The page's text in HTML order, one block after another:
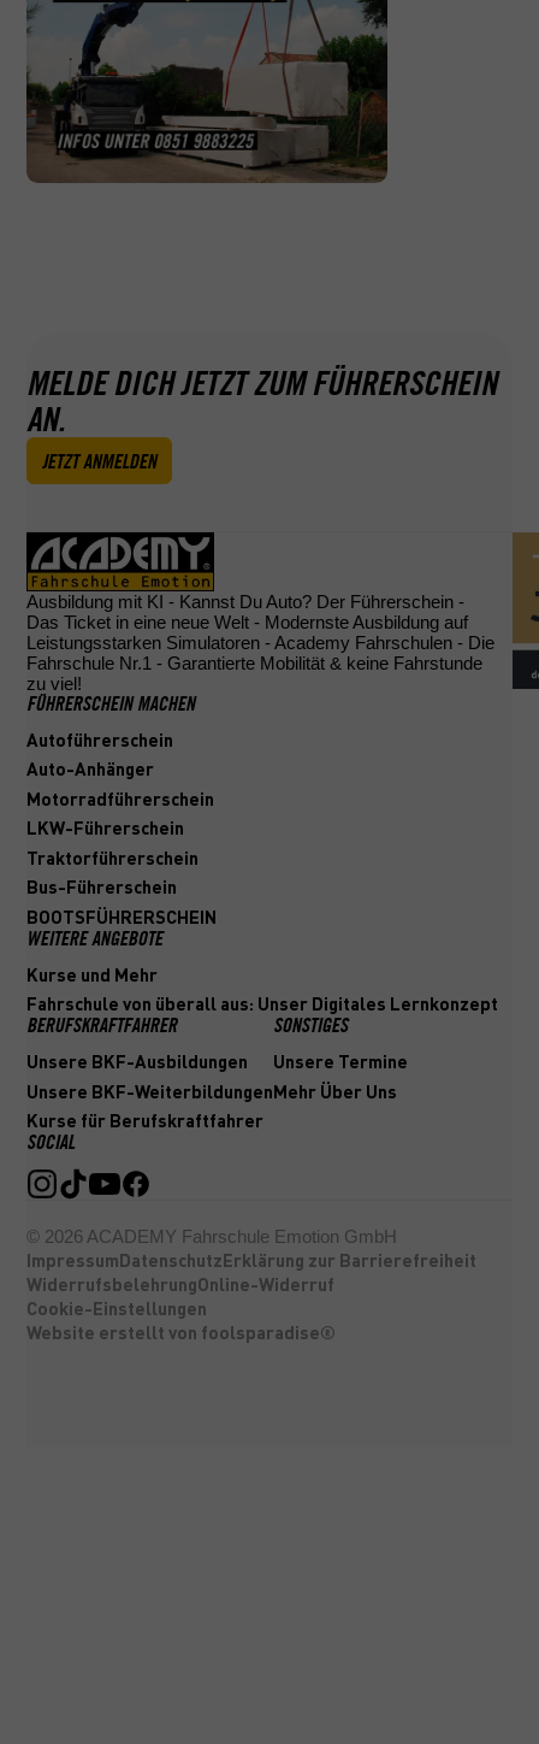
MELDE DICH JETZT ZUM FÜHRERSCHEIN
AN.
JETZT ANMELDEN
Ausbildung mit KI - Kannst Du Auto? Der Führerschein -
Das Ticket in eine neue Welt - Modernste Ausbildung auf
Leistungsstarken Simulatoren - Academy Fahrschulen - Die
Fahrschule Nr.1 - Garantierte Mobilität & keine Fahrstunde
zu viel!
FÜHRERSCHEIN MACHEN
Autoführerschein
Auto-Anhänger
Motorradführerschein
LKW-Führerschein
Traktorführerschein
Bus-Führerschein
BOOTSFÜHRERSCHEIN
WEITERE ANGEBOTE
Kurse und Mehr
Fahrschule von überall aus: Unser Digitales Lernkonzept
BERUFSKRAFTFAHRER
Unsere BKF-Ausbildungen
Unsere BKF-Weiterbildungen
Kurse für Berufskraftfahrer
SONSTIGES
Unsere Termine
Mehr Über Uns
SOCIAL
© 2026 ACADEMY Fahrschule Emotion GmbH
Impressum Datenschutz Erklärung zur Barrierefreiheit
WiderrufsbelehrungOnline-Widerruf
Cookie-Einstellungen
Website erstellt von foolsparadise®